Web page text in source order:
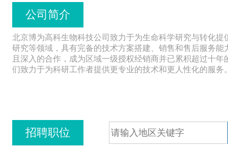
公司简介
北京博为高科生物科技公司致力于为生命科学研究与转化
研究等领域，具有完备的技术方案搭建、销售和售后服务
且深入的合作，成为区域一级授权经销商并已累积超过十
们致力于为科研工作者提供更专业的技术和更人性化的服务
招聘职位